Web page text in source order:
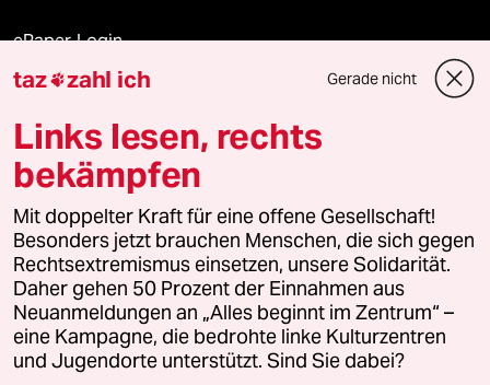
ePaper Login
Downloads für Abonnierende
© 2026 taz Verlags und Vertriebs GmbH
Alle Rechte vorbehalten. Bei rechtlichen Fragen oder für Genehmigungen
wenden Sie sich bitte an
lizenzen@taz.de
Feedback Redaktionsstatut Kommune-Richtlinien
Leitlinie Informant Datenschutz Impressum AGB
taz zahl ich Gerade nicht
Links lesen, rechts
bekämpfen
Mit doppelter Kraft für eine offene Gesellschaft!
Besonders jetzt brauchen Menschen, die sich gegen
Rechtsextremismus einsetzen, unsere Solidarität.
Daher gehen 50 Prozent der Einnahmen aus
Neuanmeldungen an „Alles beginnt im Zentrum“ –
eine Kampagne, die bedrohte linke Kulturzentren
und Jugendorte unterstützt. Sind Sie dabei?